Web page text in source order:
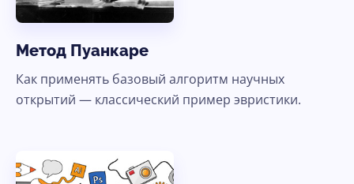
Метод Пуанкаре
Как применять базовый алгоритм научных
открытий — классический пример эвристики.